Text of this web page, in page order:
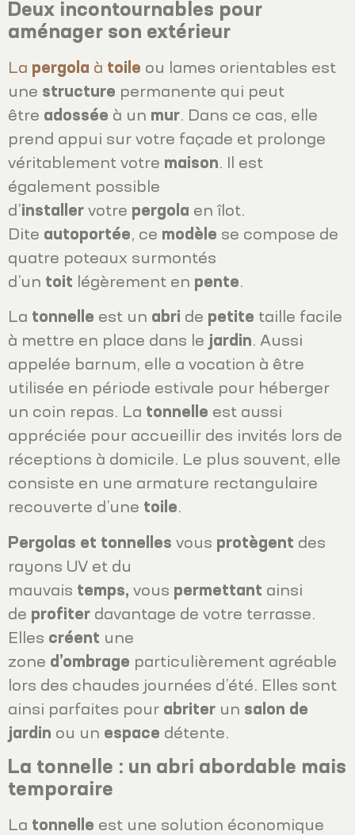
Deux incontournables pour
aménager son extérieur
La pergola à toile ou lames orientables est
une structure permanente qui peut
être adossée à un mur. Dans ce cas, elle
prend appui sur votre façade et prolonge
véritablement votre maison. Il est
également possible
d’installer votre pergola en îlot.
Dite autoportée, ce modèle se compose de
quatre poteaux surmontés
d’un toit légèrement en pente.
La tonnelle est un abri de petite taille facile
à mettre en place dans le jardin. Aussi
appelée barnum, elle a vocation à être
utilisée en période estivale pour héberger
un coin repas. La tonnelle est aussi
appréciée pour accueillir des invités lors de
réceptions à domicile. Le plus souvent, elle
consiste en une armature rectangulaire
recouverte d’une toile.
Pergolas et tonnelles vous protègent des
rayons UV et du
mauvais temps, vous permettant ainsi
de profiter davantage de votre terrasse.
Elles créent une
zone d’ombrage particulièrement agréable
lors des chaudes journées d’été. Elles sont
ainsi parfaites pour abriter un salon de
jardin ou un espace détente.
La tonnelle : un abri abordable mais
temporaire
La tonnelle est une solution économique